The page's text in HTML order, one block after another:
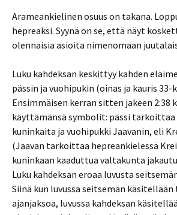
Arameankielinen osuus on takana.
hepreaksi. Syynä on se, että näyt
olennaisia asioita nimenomaan
Luku kahdeksan keskittyy kahden
pässin ja vuohipukin (oinas ja kauris 33-
Ensimmäisen kerran sitten jakeen
käyttämänsä symbolit: pässi tarkoittaa
kuninkaita ja vuohipukki Jaavanin, eli
(Jaavan tarkoittaa hepreankielessä
kuninkaan kaaduttua valtakunta
Luku kahdeksan eroaa luvusta
Siinä kun luvussa seitsemän
ajanjaksoa, luvussa kahdeksan